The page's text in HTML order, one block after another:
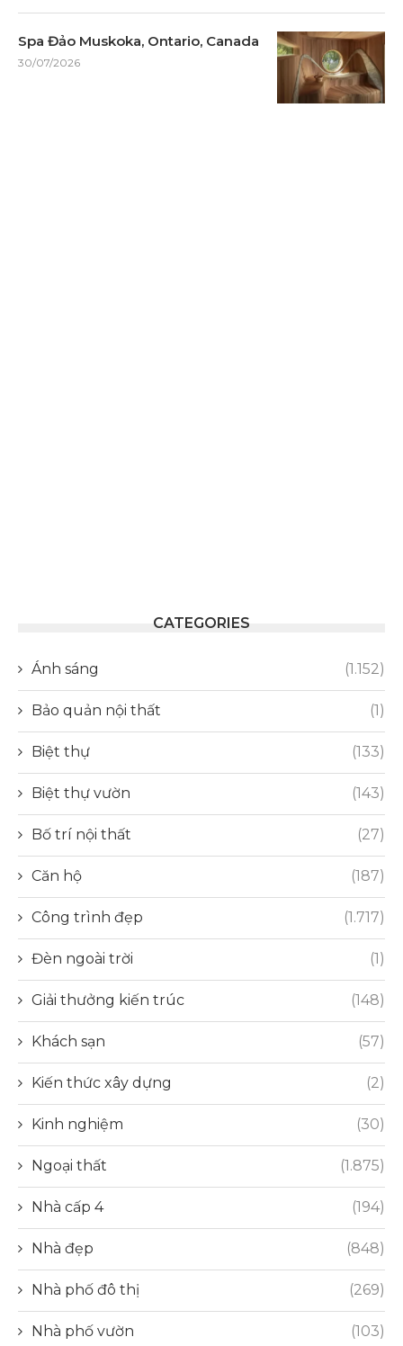
Spa Đảo Muskoka, Ontario, Canada
30/07/2026
CATEGORIES
Ánh sáng (1.152)
Bảo quản nội thất (1)
Biệt thự (133)
Biệt thự vườn (143)
Bố trí nội thất (27)
Căn hộ (187)
Công trình đẹp (1.717)
Đèn ngoài trời (1)
Giải thưởng kiến trúc (148)
Khách sạn (57)
Kiến thức xây dựng (2)
Kinh nghiệm (30)
Ngoại thất (1.875)
Nhà cấp 4 (194)
Nhà đẹp (848)
Nhà phố đô thị (269)
Nhà phố vườn (103)